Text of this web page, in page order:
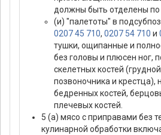
должны быть отделены по
(и) "палетоты" в
0207 45 710, 0207 54 710 и
тушки, ощипанные и
без головы и плюсен ног,
скелетных костей
позвоночника и крестца),
бедренных костей,
плечевых костей.
5 (а) мясо с приправами без
кулинарной обработки